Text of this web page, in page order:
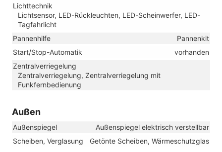
Lichttechnik
Lichtsensor, LED-Rückleuchten, LED-Scheinwerfer, LED-
Tagfahrlicht
Pannenhilfe
Pannenkit
Start/Stop-Automatik
vorhanden
Zentralverriegelung
Zentralverriegelung, Zentralverriegelung mit
Funkfernbedienung
Außen
Außenspiegel
Außenspiegel elektrisch verstellbar
Scheiben, Verglasung
Getönte Scheiben, Wärmeschutzglas